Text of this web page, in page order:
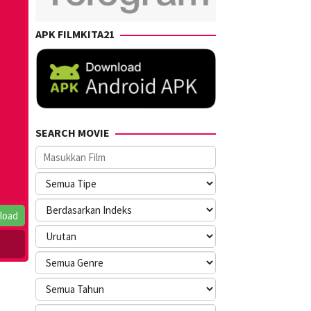
APK FILMKITA21
SEARCH MOVIE